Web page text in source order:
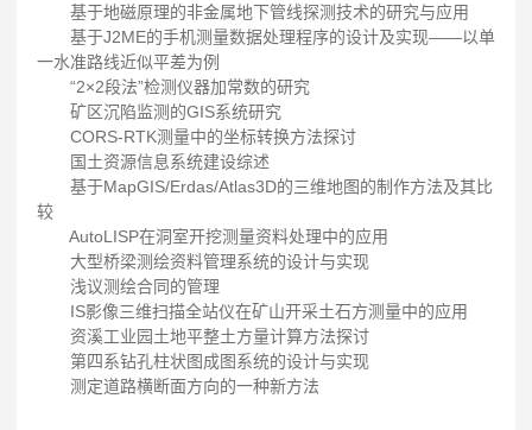
基于地磁原理的非金属地下管线探测技术的研究与应用
基于J2ME的手机测量数据处理程序的设计及实现——以单
一水准路线近似平差为例
“2×2段法”检测仪器加常数的研究
矿区沉陷监测的GIS系统研究
CORS-RTK测量中的坐标转换方法探讨
国土资源信息系统建设综述
基于MapGIS/Erdas/Atlas3D的三维地图的制作方法及其比
较
AutoLISP在洞室开挖测量资料处理中的应用
大型桥梁测绘资料管理系统的设计与实现
浅议测绘合同的管理
IS影像三维扫描全站仪在矿山开采土石方测量中的应用
资溪工业园土地平整土方量计算方法探讨
第四系钻孔柱状图成图系统的设计与实现
测定道路横断面方向的一种新方法